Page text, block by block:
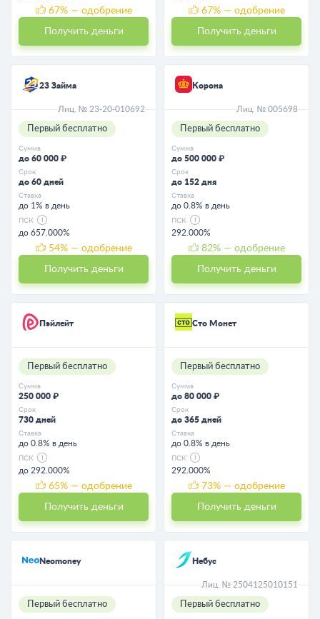
67% — одобрение
Получить деньги
67% — одобрение
Получить деньги
23 Займа
Лиц. № 23-20-010692
Первый бесплатно
Сумма
до 60 000 ₽
Срок
до 60 дней
Ставка
до 1% в день
ПСК
до 657.000%
54% — одобрение
Получить деньги
Корона
Лиц. № 005698
Первый бесплатно
Сумма
до 500 000 ₽
Срок
до 152 дня
Ставка
до 0.8% в день
ПСК
292.000%
82% — одобрение
Получить деньги
Пэйлейт
Первый бесплатно
Сумма
250 000 ₽
Срок
730 дней
Ставка
до 0.8% в день
ПСК
до 292.000%
65% — одобрение
Получить деньги
Сто Монет
Первый бесплатно
Сумма
до 80 000 ₽
Срок
до 365 дней
Ставка
до 0.8% в день
ПСК
292.000%
73% — одобрение
Получить деньги
Neomoney
Первый бесплатно
Небус
Лиц. № 2504125010151
Первый бесплатно